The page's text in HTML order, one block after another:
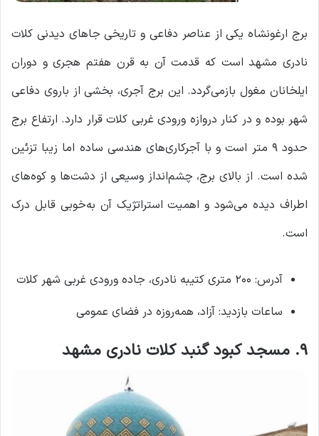
برج ارغونشاه یکی از عناصر دفاعی و تاریخی جاهای دیدنی کلات
نادری مشهد است که قدمت آن به قرن هفتم هجری و دوران
ایلخانان مغول بازمی‌گردد. این برج آجری، بخشی از باروی دفاعی
شهر بوده و در کنار دروازه ورودی غربی کلات قرار دارد. ارتفاع برج
حدود ۹ متر است و با آجرکاری‌های هندسی ساده اما زیبا تزئین
شده است. از بالای برج، چشم‌انداز وسیعی از دشت‌ها و کوه‌های
اطراف دیده می‌شود و اهمیت استراتژیک آن به‌خوبی قابل درک
است.
آدرس: ۲۰۰ متری کتیبه نادری، جاده ورودی غربی شهر کلات
ساعات بازدید: آزاد، همه‌روزه در فضای عمومی
۹. مسجد کبود گنبد کلات نادری مشهد